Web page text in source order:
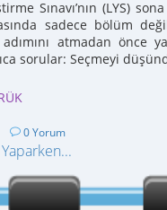
Sınavı’nın (LYS)
sadece bölüm
atmadan önce
sorular: Seçmeyi
0 Yorum